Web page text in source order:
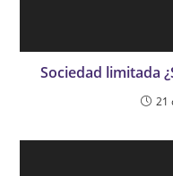
Sociedad limitada
21